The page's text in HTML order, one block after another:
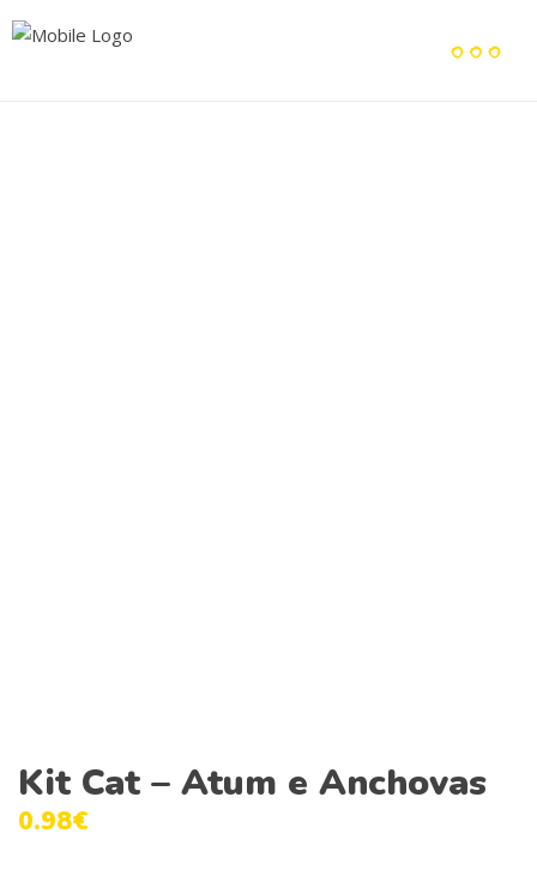
Kit Cat – Atum e Anchovas
0.98€